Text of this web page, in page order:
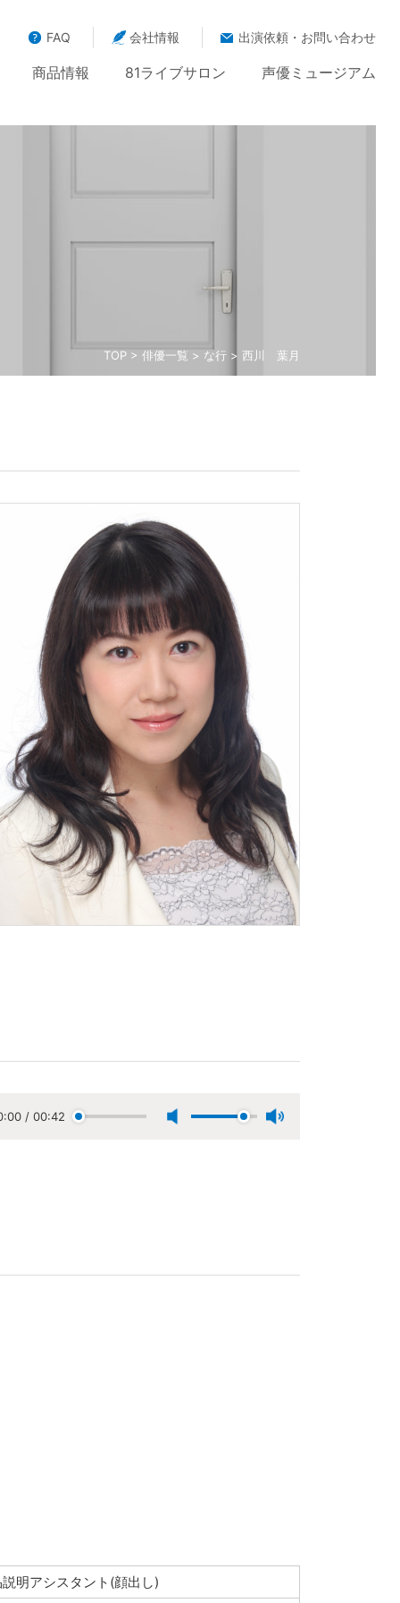
FAQ 会社情報 出演依頼・お問い合わせ
商品情報 81ライブサロン 声優ミュージアム
TOP> 俳優一覧 > な行> 西川 葉月
/ 00:42
明アシスタント(顔出し)